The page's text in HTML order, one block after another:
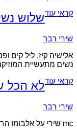
קראי עודשלוש
שירי רבר
אלישיה קיז, ליל קים
נשים מתעשיית
קראי עודלא הכל
שירי רבר
mc שירי על אלבומו הרביעי של דיוויד גריי "Life in Slow Motion"